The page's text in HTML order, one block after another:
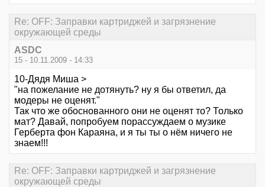
Re: OFF: Заправки картриджей и загрязнение
окружающей среды
ASDC
15 - 10.11.2009 - 14:33
10-Дядя Миша >
"на пожелание не дотянуть? ну я бы ответил, да
модеры не оценят."
Так что же обоснованного они не оценят то? Только
мат? Давай, попробуем порассуждаем о музике
Герберта фон Караяна, и я ты ты о нём ничего не
знаем!!!
Re: OFF: Заправки картриджей и загрязнение
окружающей среды